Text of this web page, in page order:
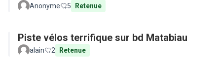
Anonyme 5 Retenue
Piste vélos terrifique sur bd Matabiau
alain 2 Retenue